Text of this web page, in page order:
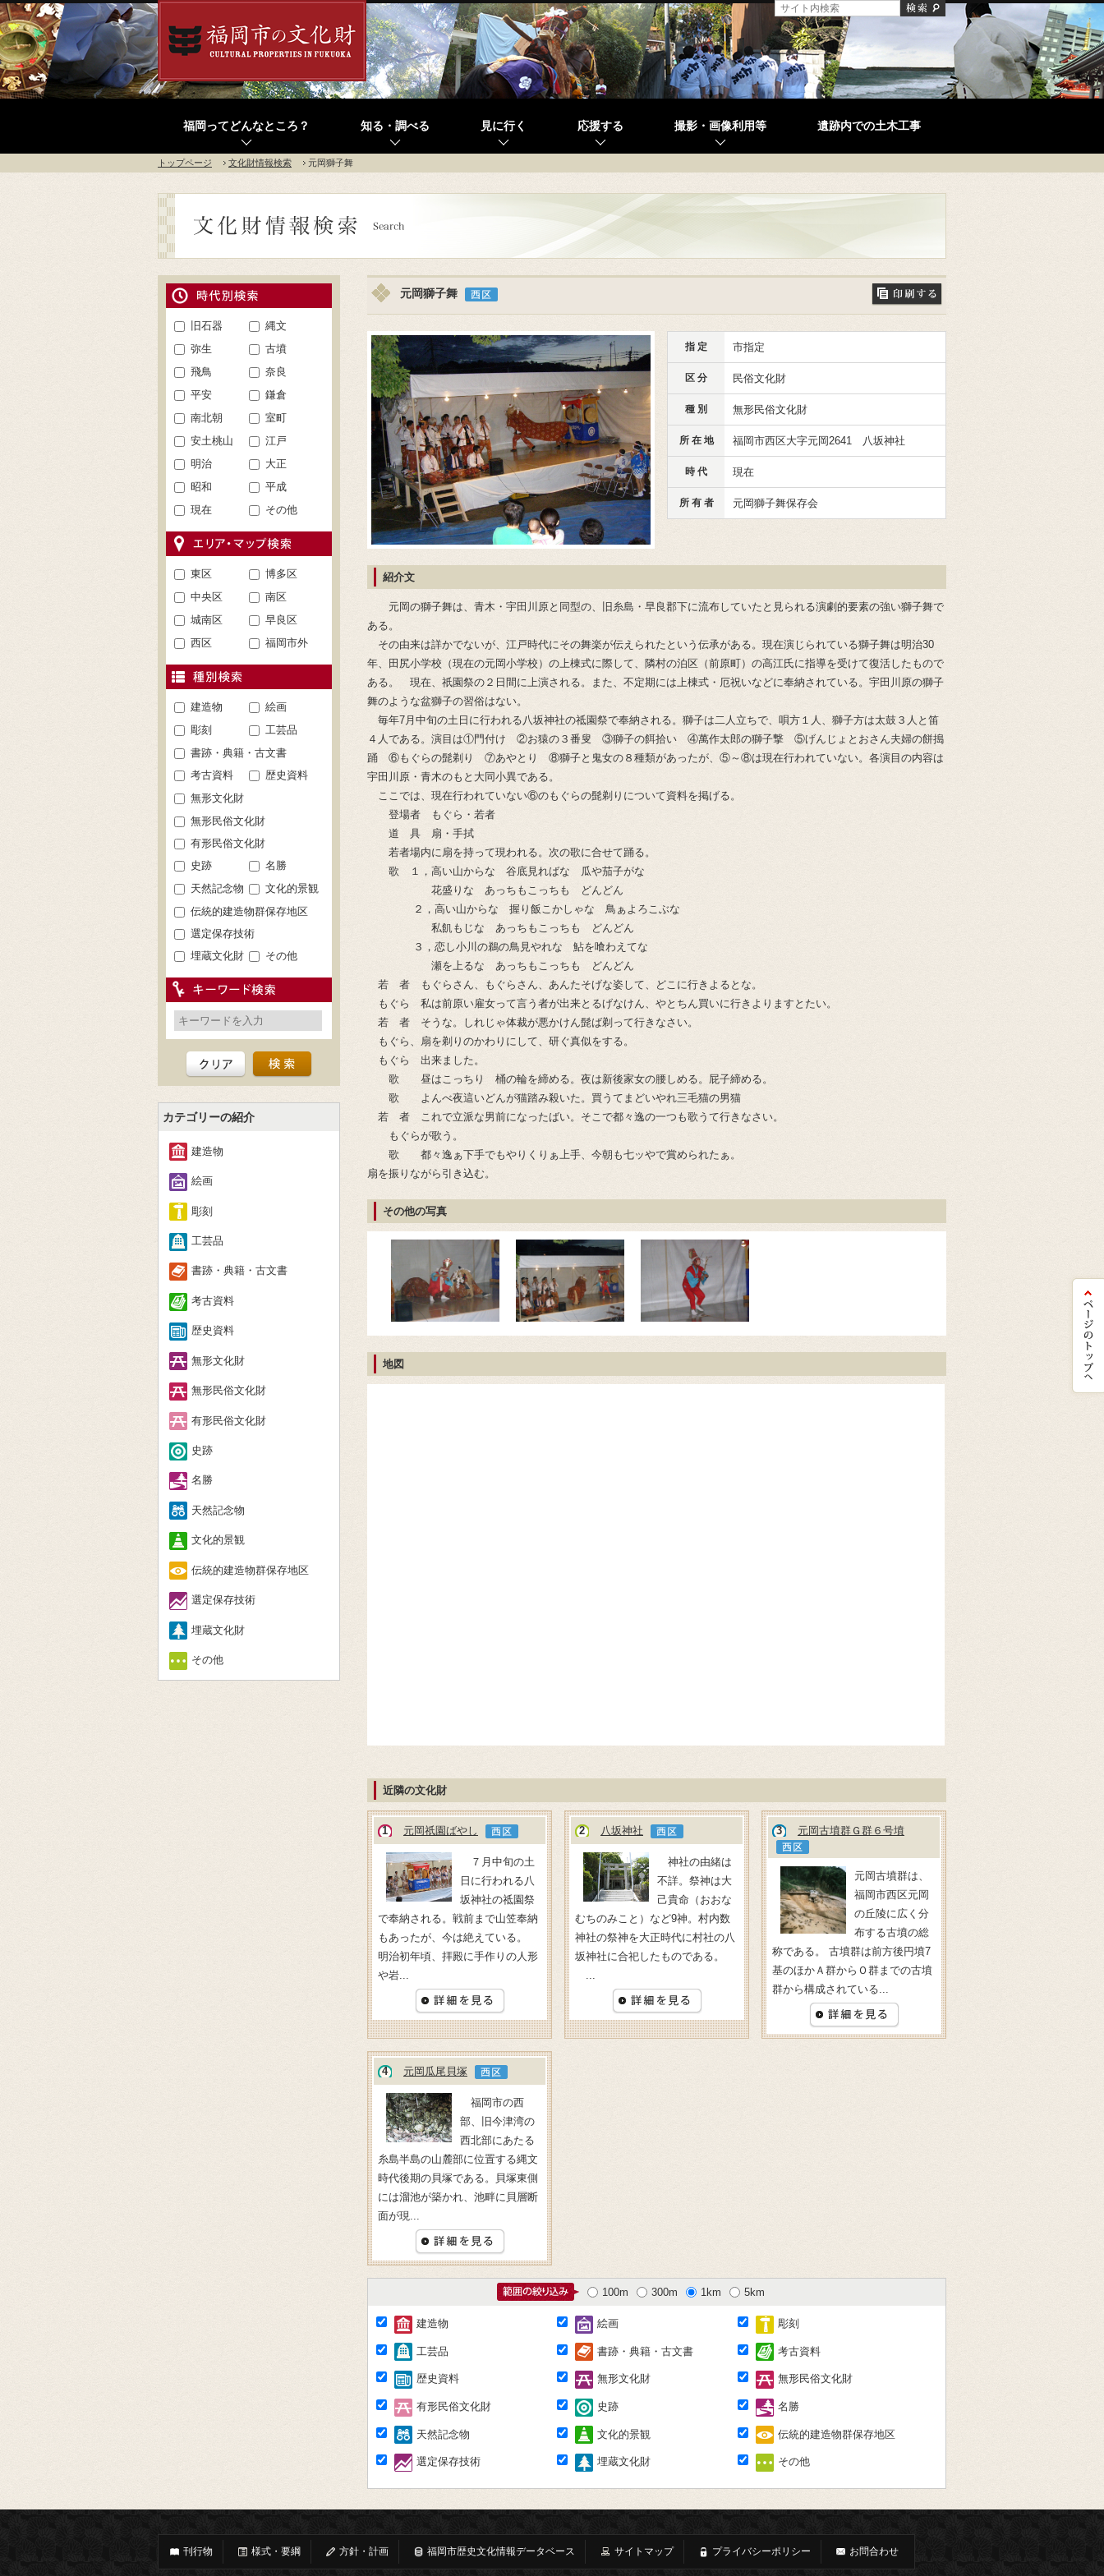
福岡ってどんなところ？ 知る・調べる 見に行く 応援する 撮影・画像利用等 遺跡内での土木工事
トップページ 文化財情報検索 元岡獅子舞
元岡獅子舞
指 定 市指定
区 分 民俗文化財
種 別 無形民俗文化財
所 在 地 福岡市西区大字元岡2641 八坂神社
時 代 現在
所 有 者 元岡獅子舞保存会
紹介文
元岡の獅子舞は、青木・宇田川原と同型の、旧糸島・早良郡下に流布していたと見られる演劇的要素の強い獅子舞で
ある。
その由来は詳かでないが、江戸時代にその舞楽が伝えられたという伝承がある。現在演じられている獅子舞は明治30
年、田尻小学校（現在の元岡小学校）の上棟式に際して、隣村の泊区（前原町）の高江氏に指導を受けて復活したもので
ある。 現在、祇園祭の２日間に上演される。また、不定期には上棟式・厄祝いなどに奉納されている。宇田川原の獅子
舞のような盆獅子の習俗はない。
毎年7月中旬の土日に行われる八坂神社の祗園祭で奉納される。獅子は二人立ちで、唄方１人、獅子方は太鼓３人と笛
４人である。演目は①門付け ②お猿の３番叟 ③獅子の餌拾い ④萬作太郎の獅子撃 ⑤げんじょとおさん夫婦の餅搗
踊 ⑥もぐらの髭剃り ⑦あやとり ⑧獅子と鬼女の８種類があったが、⑤～⑧は現在行われていない。各演目の内容は
宇田川原・青木のもと大同小異である。
ここでは、現在行われていない⑥のもぐらの髭剃りについて資料を掲げる。
登場者 もぐら・若者
道 具 扇・手拭
若者場内に扇を持って現われる。次の歌に合せて踊る。
歌 １，高い山からな 谷底見ればな 瓜や茄子がな
花盛りな あっちもこっちも どんどん
２，高い山からな 握り飯こかしゃな 鳥ぁよろこぶな
私飢もじな あっちもこっちも どんどん
３，恋し小川の鵜の鳥見やれな 鮎を喰わえてな
瀬を上るな あっちもこっちも どんどん
若 者 もぐらさん、もぐらさん、あんたそげな姿して、どこに行きよるとな。
もぐら 私は前原い雇女って言う者が出来とるげなけん、やとちん買いに行きよりますとたい。
若 者 そうな。しれじゃ体裁が悪かけん髭ば剃って行きなさい。
もぐら、扇を剃りのかわりにして、研ぐ真似をする。
もぐら 出来ました。
歌 昼はこっちり 桶の輪を締める。夜は新後家女の腰しめる。屁子締める。
歌 よんべ夜這いどんが猫踏み殺いた。買うてまどいやれ三毛猫の男猫
若 者 これで立派な男前になったばい。そこで都々逸の一つも歌うて行きなさい。
もぐらが歌う。
歌 都々逸ぁ下手でもやりくりぁ上手、今朝も七ッやで賞められたぁ。
扇を振りながら引き込む。
その他の写真
地図
近隣の文化財
1 元岡祇園ばやし
７月中旬の土
日に行われる八
坂神社の祗園祭
で奉納される。戦前まで山笠奉納
もあったが、今は絶えている。
明治初年頃、拝殿に手作りの人形
や岩...
2 八坂神社
神社の由緒は
不詳。祭神は大
己貴命（おおな
むちのみこと）など9神。村内数
神社の祭神を大正時代に村社の八
坂神社に合祀したものである。
...
3 元岡古墳群Ｇ群６号墳
元岡古墳群は、
福岡市西区元岡
の丘陵に広く分
布する古墳の総
称である。 古墳群は前方後円墳7
基のほかＡ群からＯ群までの古墳
群から構成されている...
4 元岡瓜尾貝塚
福岡市の西
部、旧今津湾の
西北部にあたる
糸島半島の山麓部に位置する縄文
時代後期の貝塚である。貝塚東側
には溜池が築かれ、池畔に貝層断
面が現...
100m 300m 1km 5km
建造物 絵画 彫刻
工芸品 書跡・典籍・古文書 考古資料
歴史資料 無形文化財 無形民俗文化財
有形民俗文化財 史跡 名勝
天然記念物 文化的景観 伝統的建造物群保存地区
選定保存技術 埋蔵文化財 その他
旧石器
縄文
弥生
古墳
飛鳥
奈良
平安
鎌倉
南北朝
室町
安土桃山
江戸
明治
大正
昭和
平成
現在
その他
東区
博多区
中央区
南区
城南区
早良区
西区
福岡市外
建造物
絵画
彫刻
工芸品
書跡・典籍・古文書
考古資料
歴史資料
無形文化財
無形民俗文化財
有形民俗文化財
史跡
名勝
天然記念物
文化的景観
伝統的建造物群保存地区
選定保存技術
埋蔵文化財
その他
カテゴリーの紹介
建造物
絵画
彫刻
工芸品
書跡・典籍・古文書
考古資料
歴史資料
無形文化財
無形民俗文化財
有形民俗文化財
史跡
名勝
天然記念物
文化的景観
伝統的建造物群保存地区
選定保存技術
埋蔵文化財
その他
刊行物 様式・要綱 方針・計画 福岡市歴史文化情報データベース サイトマップ プライバシーポリシー お問合わせ